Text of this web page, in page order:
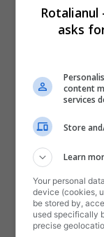
Rotalianul
asks
content
services
Store
Learn
Your personal
device (cookies,
be stored by,
used specifically
precise